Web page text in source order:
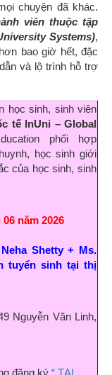
chuyện đã khác.
viên thuộc tập
Systems),
bao giờ hết, đặc
và lộ trình hỗ trợ
học sinh, sinh viên
tế InUni – Global
phối hợp
học sinh giới
của học sinh, sinh
năm 2026
Shetty + Ms.
tuyển sinh tại thị
Nguyễn Văn Linh,
đăng ký “ TẠI